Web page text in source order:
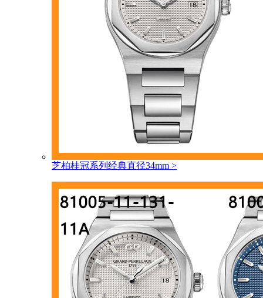
芝柏桂冠系列经典直径34mm >